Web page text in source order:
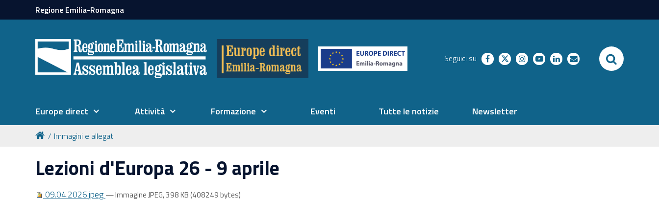
Regione Emilia-Romagna
Seguici su facebooktwitterinstagram
youtubelinkedinrichieste SEARCH
Europe direct Attività Formazione Eventi Tutte le notizie Newsletter
Immagini e allegati
Lezioni d'Europa 26 - 9 aprile
09.04.2026.jpeg— Immagine JPEG, 398 KB (408249 bytes)